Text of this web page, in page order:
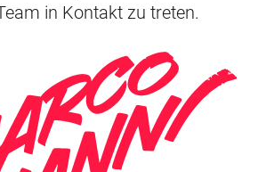
in Kontakt zu treten.